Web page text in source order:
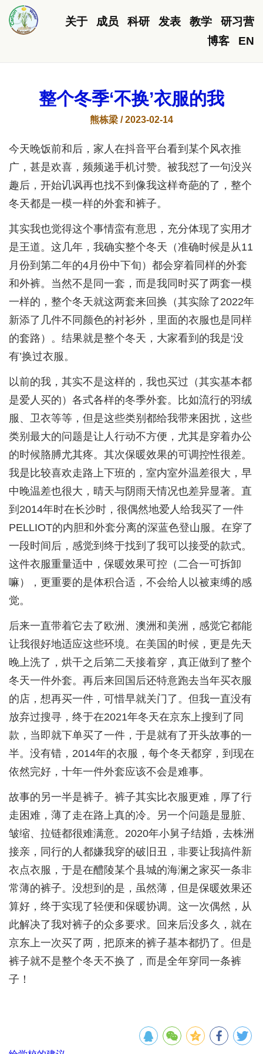
关于 成员 科研 发表 教学
研习营
博客
EN
整个冬季‘不换’衣服的我
熊栋梁 / 2023-02-14
今天晚饭前和后，家人在抖音平台看到某个风衣推
广，甚是欢喜，频频递手机讨赞。被我怼了一句没兴
趣后，开始讥讽再也找不到像我这样奇葩的了，整个
冬天都是一模一样的外套和裤子。
其实我也觉得这个事情蛮有意思，充分体现了实用才
是王道。这几年，我确实整个冬天（准确时候是从11
月份到第二年的4月份中下旬）都会穿着同样的外套
和外裤。当然不是同一套，而是我同时买了两套一模
一样的，整个冬天就这两套来回换（其实除了2022年
新添了几件不同颜色的衬衫外，里面的衣服也是同样
的套路）。结果就是整个冬天，大家看到的我是‘没
有’换过衣服。
以前的我，其实不是这样的，我也买过（其实基本都
是爱人买的）各式各样的冬季外套。比如流行的羽绒
服、卫衣等等，但是这些类别都给我带来困扰，这些
类别最大的问题是让人行动不方便，尤其是穿着办公
的时候胳膊尤其疼。其次保暖效果的可调控性很差。
我是比较喜欢走路上下班的，室内室外温差很大，早
中晚温差也很大，晴天与阴雨天情况也差异显著。直
到2014年时在长沙时，很偶然地爱人给我买了一件
PELLIOT的内胆和外套分离的深蓝色登山服。在穿了
一段时间后，感觉到终于找到了我可以接受的款式。
这件衣服重量适中，保暖效果可控（二合一可拆卸
嘛），更重要的是体积合适，不会给人以被束缚的感
觉。
后来一直带着它去了欧洲、澳洲和美洲，感觉它都能
让我很好地适应这些环境。在美国的时候，更是先天
晚上洗了，烘干之后第二天接着穿，真正做到了整个
冬天一件外套。再后来回国后还特意跑去当年买衣服
的店，想再买一件，可惜早就关门了。但我一直没有
放弃过搜寻，终于在2021年冬天在京东上搜到了同
款，当即就下单买了一件，于是就有了开头故事的一
半。没有错，2014年的衣服，每个冬天都穿，到现在
依然完好，十年一件外套应该不会是难事。
故事的另一半是裤子。裤子其实比衣服更难，厚了行
走困难，薄了走在路上真的冷。另一个问题是显脏、
皱缩、拉链都很难满意。2020年小舅子结婚，去株洲
接亲，同行的人都嫌我穿的破旧丑，非要让我搞件新
衣点衣服，于是在醴陵某个县城的海澜之家买一条非
常薄的裤子。没想到的是，虽然薄，但是保暖效果还
算好，终于实现了轻便和保暖协调。这一次偶然，从
此解决了我对裤子的众多要求。回来后没多久，就在
京东上一次买了两，把原来的裤子基本都扔了。但是
裤子就不是整个冬天不换了，而是全年穿同一条裤
子！